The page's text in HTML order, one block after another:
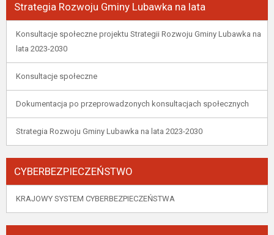
Strategia Rozwoju Gminy Lubawka na lata
Konsultacje społeczne projektu Strategii Rozwoju Gminy Lubawka na
lata 2023-2030
Konsultacje społeczne
Dokumentacja po przeprowadzonych konsultacjach społecznych
Strategia Rozwoju Gminy Lubawka na lata 2023-2030
CYBERBEZPIECZEŃSTWO
KRAJOWY SYSTEM CYBERBEZPIECZEŃSTWA